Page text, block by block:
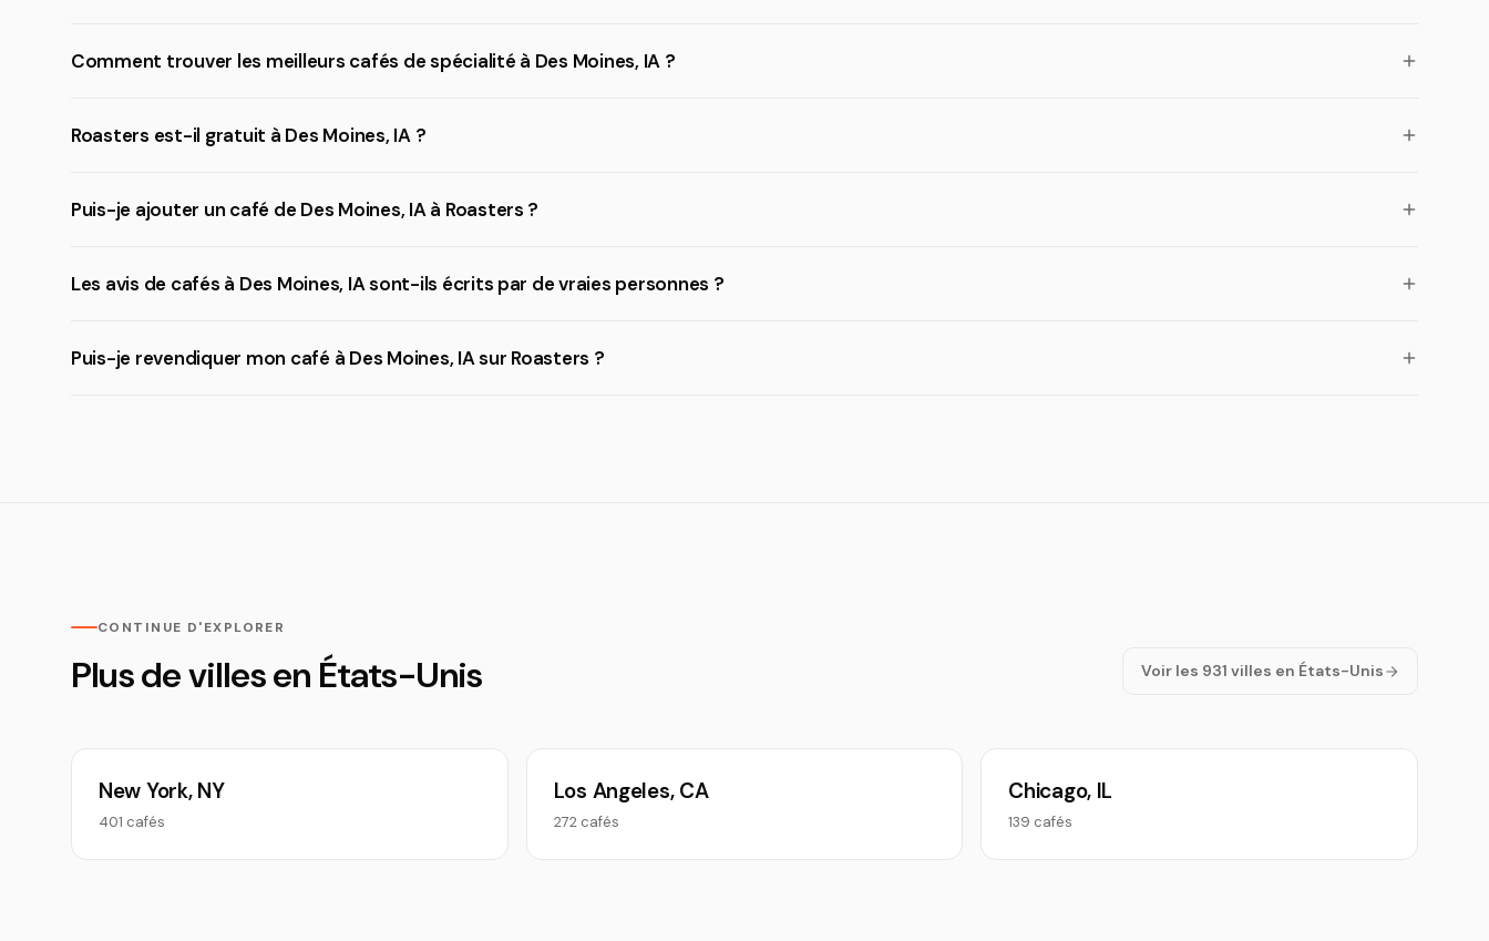
Comment trouver les meilleurs cafés de spécialité à Des Moines, IA ?
Roasters est-il gratuit à Des Moines, IA ?
Puis-je ajouter un café de Des Moines, IA à Roasters ?
Les avis de cafés à Des Moines, IA sont-ils écrits par de vraies personnes ?
Puis-je revendiquer mon café à Des Moines, IA sur Roasters ?
CONTINUE D'EXPLORER
Plus de villes en États-Unis Voir les 931 villes en États-Unis
New York, NY
401 cafés
Los Angeles, CA
272 cafés
Chicago, IL
139 cafés